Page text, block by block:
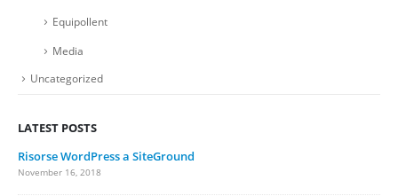
Equipollent
Media
Uncategorized
LATEST POSTS
Risorse WordPress a SiteGround
November 16, 2018